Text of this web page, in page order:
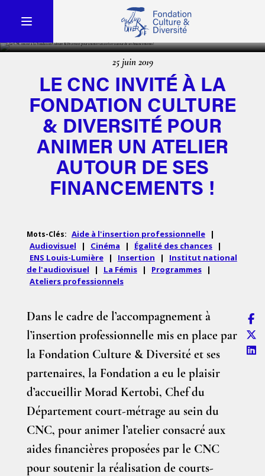
25 juin 2019
LE CNC INVITÉ À LA
FONDATION CULTURE
& DIVERSITÉ POUR
ANIMER UN ATELIER
AUTOUR DE SES
FINANCEMENTS !
Mots-Clés: Aide à l'insertion professionnelle
|
Audiovisuel
| Cinéma | Égalité des chances
|
ENS Louis-Lumière
| Insertion |
Institut national
de l'audiovisuel
| La Fémis | Programmes
|
Ateliers professionnels
Dans le cadre de l’accompagnement à
l’insertion professionnelle mis en place par
la Fondation Culture & Diversité et ses
partenaires, la Fondation a eu le plaisir
d’accueillir Morad Kertobi, Chef du
Département court-métrage au sein du
CNC, pour animer l’atelier consacré aux
aides financières proposées par le CNC
pour soutenir la réalisation de courts-